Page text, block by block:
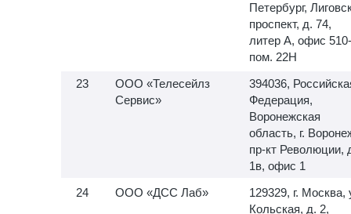
Петербург,
проспект, д. 74,
литер А, офис
пом. 22Н
ООО «Телесейлз
Сервис»
394036,
Федерация,
Воронежская
область, г.
пр-кт Революции,
1в, офис 1
ООО «ДСС Лаб»
129329, г. Москва,
Кольская, д. 2,